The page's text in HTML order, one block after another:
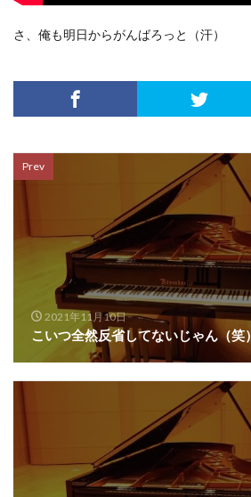
さ、俺も明日からがんばろっと（汗）
Prev
2021年11月10日
こいつ全然反省してないじゃん（笑）